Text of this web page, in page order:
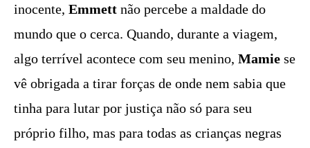
inocente, Emmett não percebe a maldade do
mundo que o cerca. Quando, durante a viagem,
algo terrível acontece com seu menino, Mamie se
vê obrigada a tirar forças de onde nem sabia que
tinha para lutar por justiça não só para seu
próprio filho, mas para todas as crianças negras